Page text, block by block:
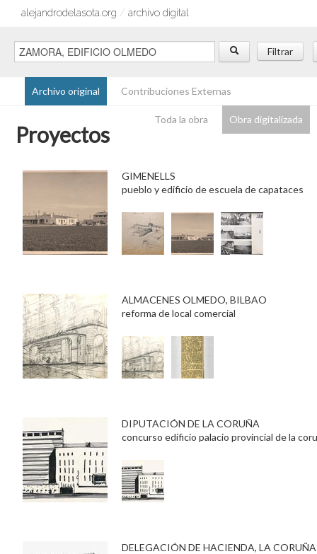
alejandrodelasota.org / archivo digital
Filtrar
Archivo original Contribuciones Externas
Toda la obra Obra digitalizada
Proyectos
GIMENELLS
pueblo y edificio de escuela de capataces
ALMACENES OLMEDO, BILBAO
reforma de local comercial
DIPUTACIÓN DE LA CORUÑA
concurso edificio palacio provincial de la
DELEGACIÓN DE HACIENDA, LA CORUÑA